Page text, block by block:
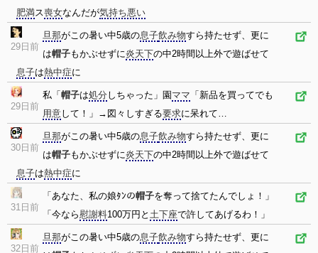
肥満ス喪女なんだが気持ち悪い
29日前
旦那がこの暑い中5歳の息子飲み物すら持たせず、更に
は帽子もかぶせずに炎天下の中2時間以上外で遊ばせて
息子は熱中症に
29日前
私「 帽子は処分 しちゃった」園 ママ 「新品を買ってでも
用意して！」→図々しすぎる要求に呆れて…
30日前
旦那がこの暑い中5歳の息子飲み物すら持たせず、更に
は帽子もかぶせずに炎天下の中2時間以上外で遊ばせて
息子は熱中症に
31日前
「あなた、私の娘ﾀﾝの帽子を奪って捨てたんでしょ！」
「今なら慰謝料100万円と 土下座で許してあげるわ！」
32日前
旦那がこの暑い中5歳の息子飲み物すら持たせず、更に